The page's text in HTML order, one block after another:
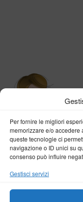
Per fornire le migliori
memorizzare e/o accedere
queste tecnologie ci
navigazione o ID unici su
consenso può influire
Gestisci servizi
BY